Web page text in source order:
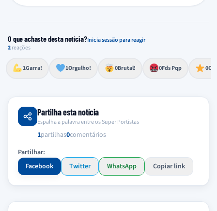
O que achaste desta notícia?Inicia sessão para reagir
2reações
1Garra!
Esforço, determinação, aprovação forte
1Orgulho!
Lealdade, amor clubístico, sentimento profundo
0Brutal!
Impressionante, chocante, de grande impacto 0Fds Pqp
Reação de desespero, raiva, frustração ou espanto extremo 0
Excelência, destaque, o melhor
Partilha esta notícia
Espalha a palavra entre os Super Portistas
1partilhas0comentários
Partilhar:
Facebook
Twitter WhatsApp Copiar link